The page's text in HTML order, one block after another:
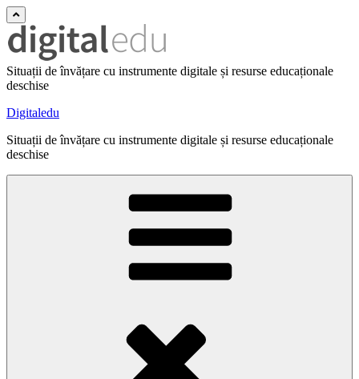
Situații de învățare cu instrumente digitale și resurse educaționale
deschise
Digitaledu
Situații de învățare cu instrumente digitale și resurse educaționale
deschise